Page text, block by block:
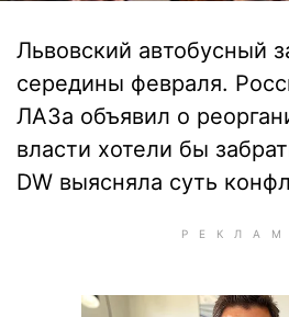
Львовский автобусный
середины февраля.
ЛАЗа объявил о
власти хотели бы
DW выясняла суть